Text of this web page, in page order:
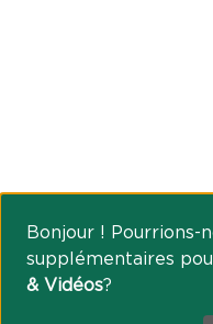
Bonjour ! Pourrions-
supplémentaires
& Vidéos?